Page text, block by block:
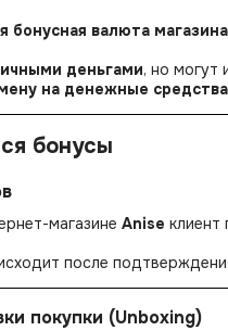
бонусная валюта
деньгами, но могут
на денежные средства
бонусы
магазине Anise клиент
после
покупки (Unboxing)